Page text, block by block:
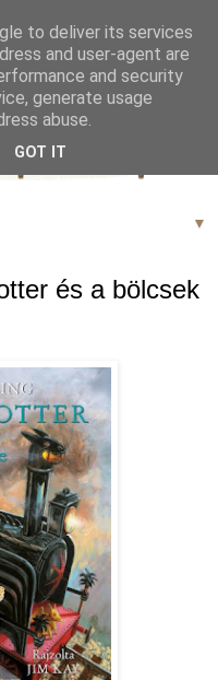
▼
és a bölcsek
to deliver its services
and user-agent are
and security
generate usage
abuse.
GOT IT